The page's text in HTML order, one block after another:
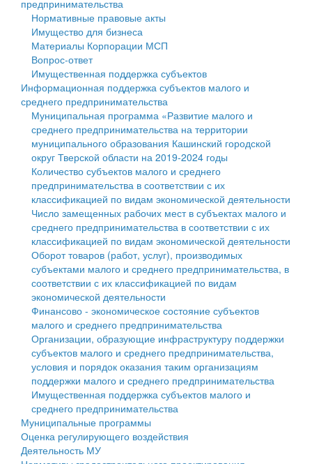
Государственные услуги
Промышленность и АПК
Экономика и бизнес
...
Символика
Устав
Гостям округа
Туризм
Культура
Образование
Здравоохранение
Социальная защита
Фотоальбом
муниципального округа Тверской области
Администрация Кашинского муниципального округа
Тверской области
Управление сельскими территориями
Открытые данные
Работа с обращениями граждан
Муниципальный контроль
Муниципальные услуги
Проекты административных регламентов
Антимонопольный комплаенс
Противодействие коррупции
Финансовое управление
Бюджет для граждан
Имущество
Выявление правообладателей ранее учтенных
объектов недвижимости
Имущественная поддержка субъектов малого и
среднего предпринимательства
Информационная поддержка субъектов малого и
среднего предпринимательства
Муниципальные программы
Контрольно-счетная палата
Персональные данные
Оценка регулирующего воздействия
Деятельность МУ
Нормативы градостроительного проектирования
Правила землепользования и застройки
предпринимательства
Нормативные правовые акты
Имущество для бизнеса
Материалы Корпорации МСП
Вопрос-ответ
Имущественная поддержка субъектов
Информационная поддержка субъектов малого и
среднего предпринимательства
Муниципальная программа «Развитие малого и
среднего предпринимательства на территории
муниципального образования Кашинский городской
округ Тверской области на 2019-2024 годы
Количество субъектов малого и среднего
предпринимательства в соответствии с их
классификацией по видам экономической деятельности
Число замещенных рабочих мест в субъектах малого и
среднего предпринимательства в соответствии с их
классификацией по видам экономической деятельности
Оборот товаров (работ, услуг), производимых
субъектами малого и среднего предпринимательства, в
соответствии с их классификацией по видам
экономической деятельности
Финансово - экономическое состояние субъектов
малого и среднего предпринимательства
Организации, образующие инфраструктуру поддержки
субъектов малого и среднего предпринимательства,
условия и порядок оказания таким организациям
поддержки малого и среднего предпринимательства
Имущественная поддержка субъектов малого и
среднего предпринимательства
Муниципальные программы
Оценка регулирующего воздействия
Деятельность МУ